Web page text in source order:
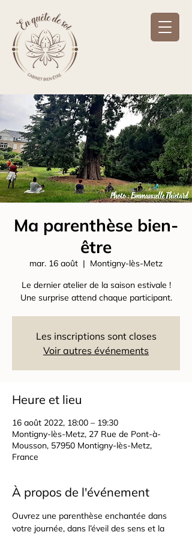
Ma parenthèse bien-
être
mar. 16 août
  |
Montigny-lès-Metz
Le dernier atelier de la saison estivale !
Une surprise attend chaque participant.
Les inscriptions sont closes
Voir autres événements
Heure et lieu
16 août 2022, 18:00 – 19:30
Montigny-lès-Metz, 27 Rue de Pont-à-
Mousson, 57950 Montigny-lès-Metz,
France
À propos de l'événement
Ouvrez une parenthèse enchantée dans
votre journée, dans l’éveil des sens et la